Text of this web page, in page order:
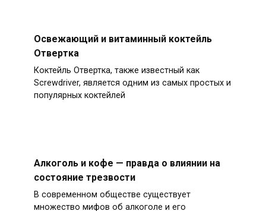
Освежающий и витаминный коктейль
Отвертка
Коктейль Отвертка, также известный как
Screwdriver, является одним из самых простых и
популярных коктейлей
Алкоголь и кофе — правда о влиянии на
состояние трезвости
В современном обществе существует
множество мифов об алкоголе и его